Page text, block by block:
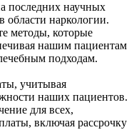
последних научных
области наркологии.
методы, которые
нашим пациентам
подходам.
учитывая
наших пациентов.
для всех,
включая рассрочку